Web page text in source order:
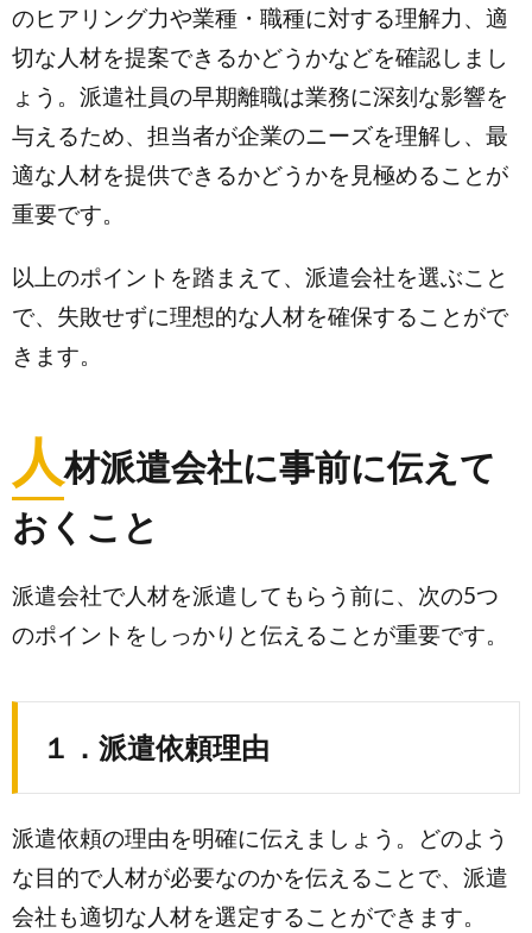
のヒアリング力や業種・職種に対する理解力、適
切な人材を提案できるかどうかなどを確認しまし
ょう。派遣社員の早期離職は業務に深刻な影響を
与えるため、担当者が企業のニーズを理解し、最
適な人材を提供できるかどうかを見極めることが
重要です。
以上のポイントを踏まえて、派遣会社を選ぶこと
で、失敗せずに理想的な人材を確保することがで
きます。
人材派遣会社に事前に伝えて
おくこと
派遣会社で人材を派遣してもらう前に、次の5つ
のポイントをしっかりと伝えることが重要です。
１．派遣依頼理由
派遣依頼の理由を明確に伝えましょう。どのよう
な目的で人材が必要なのかを伝えることで、派遣
会社も適切な人材を選定することができます。